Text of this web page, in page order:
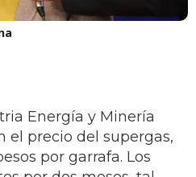
Energía y Minería
el precio del supergas,
por garrafa. Los